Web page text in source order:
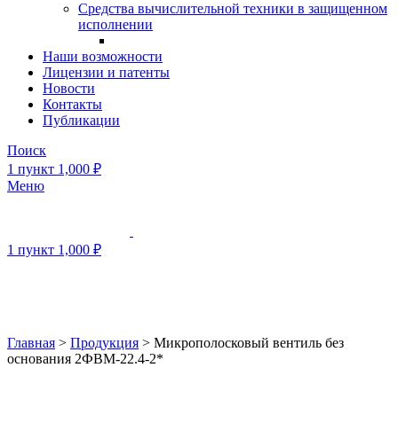
Средства вычислительной техники в защищенном
исполнении
Наши возможности
Лицензии и патенты
Новости
Контакты
Публикации
Поиск
1 пункт 1,000 ₽
Меню
1 пункт 1,000 ₽
Главная > Продукция > Микрополосковый вентиль без
основания 2ФВМ-22.4-2*